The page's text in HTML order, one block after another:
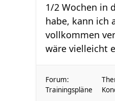
1/2 Wochen in
habe, kann ich
vollkommen
wäre vielleicht
Forum:
Trainingspläne